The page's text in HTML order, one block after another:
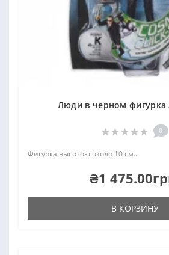
Люди в черном фигурка
0
Фигурка высотою около 10 см..
₴1
В КОРЗИНУ